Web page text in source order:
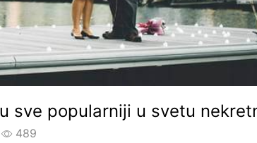
sve popularniji u svetu
489